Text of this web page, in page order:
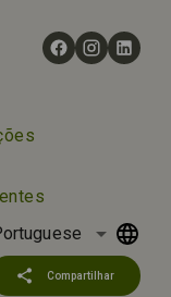
arrow_drop_down
share Compartilhar